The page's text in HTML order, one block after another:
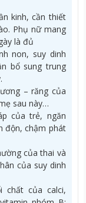
kinh, cần thiết
Phụ nữ mang
là đủ
non, suy dinh
bổ sung trung
– răng của
sau này…
của trẻ, ngăn
độn, chậm phát
của thai và
của suy dinh
chất của calci,